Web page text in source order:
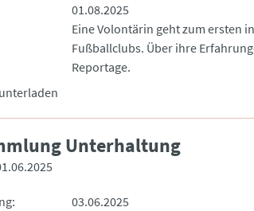
01.08.2025
Eine Volontärin geht zum ersten
Fußballclubs. Über ihre
Reportage.
Unterhaltung
03.06.2025